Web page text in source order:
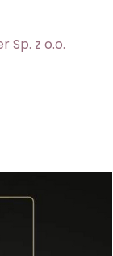
Sp. z o.o.